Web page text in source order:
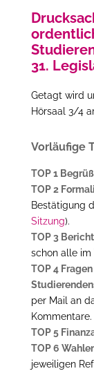
31.
Getagt wird
Hörsaal 3/4
Vorläufige
TOP 1
TOP 2
Bestätigung
Sitzung).
TOP 3
schon alle im
TOP 4
per Mail an
Kommentare.
TOP 5
TOP 6
jeweiligen